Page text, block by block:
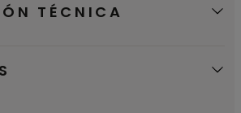
TÉCNICA